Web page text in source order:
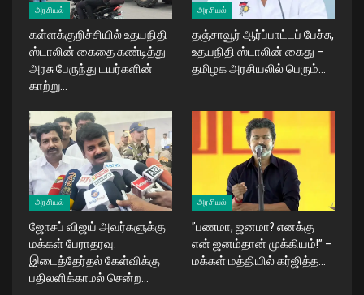
அரசியல்
கள்ளக்குறிச்சியில் உதயநிதி
ஸ்டாலின் கைதை கண்டித்து
அரசு பேருந்து டயர்களின்
காற்று…
அரசியல்
தஞ்சாவூர் ஆர்ப்பாட்டப் பேச்சு,
உதயநிதி ஸ்டாலின் கைது –
தமிழக அரசியலில் பெரும்…
அரசியல்
ஜோசப் விஜய் அவர்களுக்கு
மக்கள் பேராதரவு:
இடைத்தேர்தல் கேள்விக்கு
பதிலளிக்காமல் சென்ற…
அரசியல்
​”பணமா, ஜனமா? எனக்கு
என் ஜனம்தான் முக்கியம்!” –
மக்கள் மத்தியில் கர்ஜித்த…